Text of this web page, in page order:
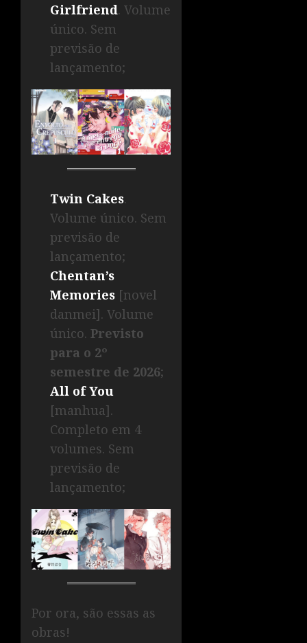
Girlfriend. Volume
único. Sem
previsão de
lançamento;
Twin Cakes.
Volume único. Sem
previsão de
lançamento;
Chentan’s
Memories [novel
danmei]. Volume
único. Previsto
para o 2º
semestre de 2026;
All of You
[manhua].
Completo em 4
volumes. Sem
previsão de
lançamento;
Por ora, são essas as
obras!